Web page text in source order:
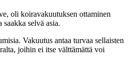
oli koiravakuutuksen ottaminen
selvä asia.
Vakuutus antaa turvaa sellaisten
joihin ei itse välttämättä voi